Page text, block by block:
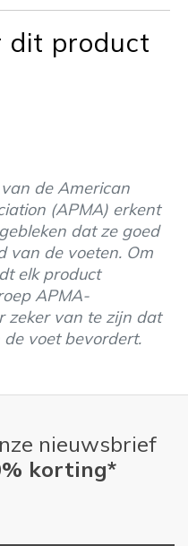
too small
dit product
de American
(APMA) erkent
dat ze goed
van de voeten. Om
elk product
APMA-
zeker van te zijn dat
voet bevordert.
nieuwsbrief
korting*